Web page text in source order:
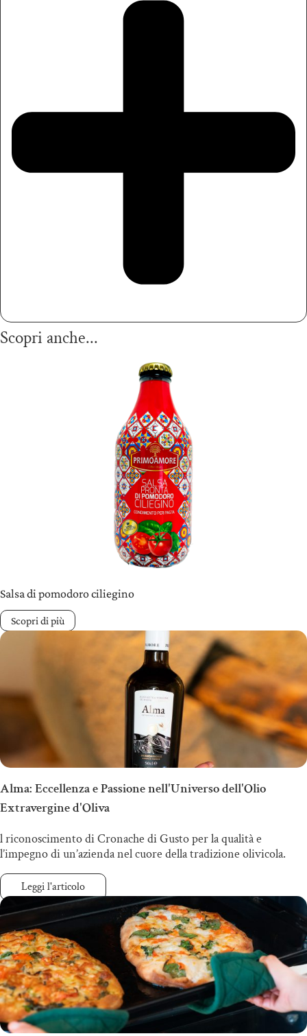
Scopri anche...
Salsa di pomodoro ciliegino
Scopri di più
Alma: Eccellenza e Passione nell'Universo dell'Olio
Extravergine d'Oliva
l riconoscimento di Cronache di Gusto per la qualità e
l’impegno di un’azienda nel cuore della tradizione olivicola.
Leggi l'articolo